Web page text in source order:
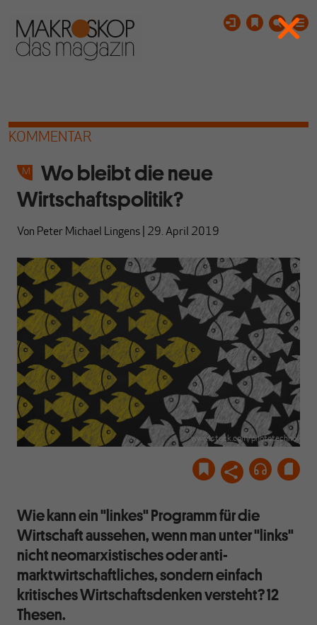
KOMMENTAR
Wo bleibt die neue
Wirtschaftspolitik?
Von Peter Michael Lingens 29. April 2019
www.istock.com/phototechno
Wie kann ein "linkes" Programm für die
Wirtschaft aussehen, wenn man unter "links"
nicht neomarxistisches oder anti-
marktwirtschaftliches, sondern einfach
kritisches Wirtschaftsdenken versteht? 12
Thesen.